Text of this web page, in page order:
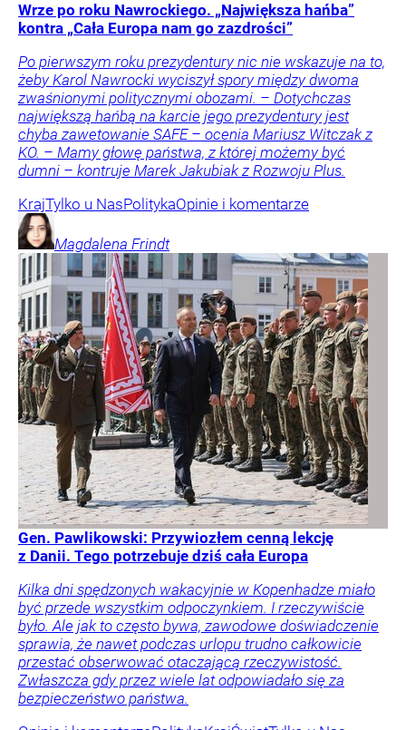
Wrze po roku Nawrockiego. „Największa hańba”
kontra „Cała Europa nam go zazdrości”
Po pierwszym roku prezydentury nic nie wskazuje na to,
żeby Karol Nawrocki wyciszył spory między dwoma
zwaśnionymi politycznymi obozami. – Dotychczas
największą hańbą na karcie jego prezydentury jest
chyba zawetowanie SAFE – ocenia Mariusz Witczak z
KO. – Mamy głowę państwa, z której możemy być
dumni – kontruje Marek Jakubiak z Rozwoju Plus.
KrajTylko u NasPolitykaOpinie i komentarze
Magdalena Frindt
Gen. Pawlikowski: Przywiozłem cenną lekcję
z Danii. Tego potrzebuje dziś cała Europa
Kilka dni spędzonych wakacyjnie w Kopenhadze miało
być przede wszystkim odpoczynkiem. I rzeczywiście
było. Ale jak to często bywa, zawodowe doświadczenie
sprawia, że nawet podczas urlopu trudno całkowicie
przestać obserwować otaczającą rzeczywistość.
Zwłaszcza gdy przez wiele lat odpowiadało się za
bezpieczeństwo państwa.